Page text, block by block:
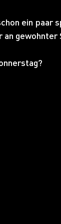
ein paar
an gewohnter